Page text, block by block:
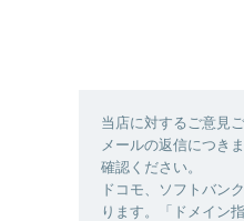
当店に対するご意見
メールの返信につき
確認ください。
ドコモ、ソフトバン
ります。「ドメイン